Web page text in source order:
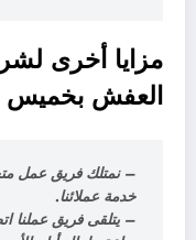
مزايا أخرى
العفش
– نمتلك فريق عمل
خدمة عملائنا.